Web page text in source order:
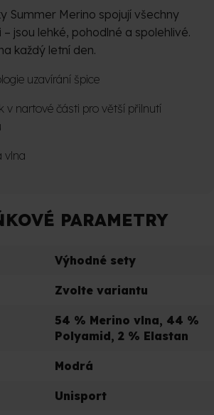
Summer Merino spojují všechny
jsou lehké, pohodlné a spolehlivé.
každý letní den.
uzavírání špice
v nartové části pro větší přilnutí
vlna
PARAMETRY
Výhodné sety
Zvolte variantu
54 % Merino vlna, 44 %
Polyamid, 2 % Elastan
Modrá
Unisport